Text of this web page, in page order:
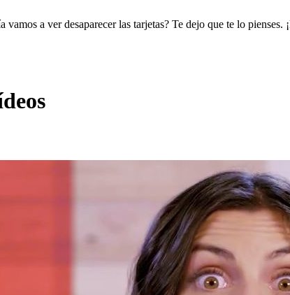
vamos a ver desaparecer las tarjetas? Te dejo que te lo pienses.